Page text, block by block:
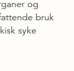
og
bruk
syke